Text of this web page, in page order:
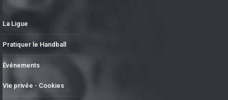
La Ligue
Pratiquer le Handball
Événements
Vie privée - Cookies